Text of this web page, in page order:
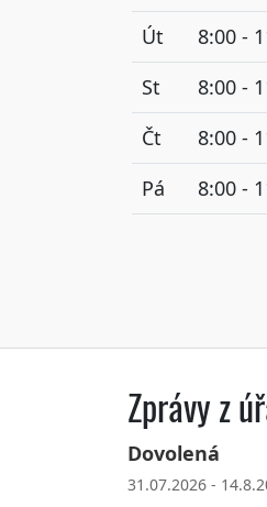
Út
8:00 -
St
8:00 -
Čt
8:00 -
Pá
8:00 -
Zprávy z
Dovolená
31.07.2026 -